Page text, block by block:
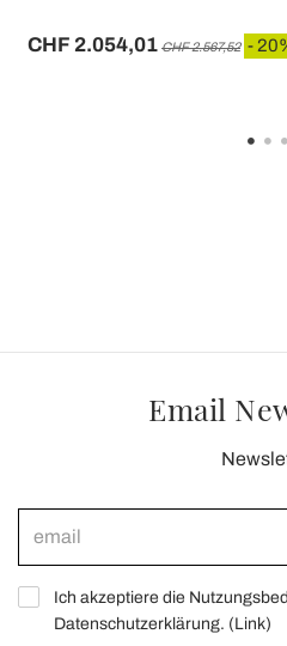
CHF 2.054,01 CHF 2.567,52 -
Email
Ich akzeptiere die
Datenschutzerklärung. (Link)